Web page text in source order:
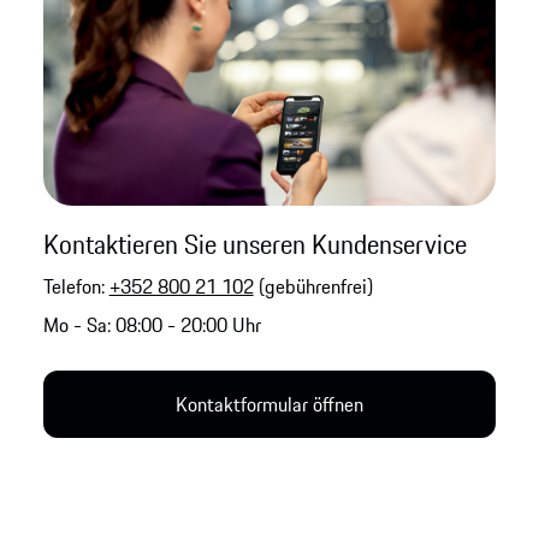
Kontaktieren Sie unseren Kundenservice
Telefon: +352 800 21 102(gebührenfrei)
Mo - Sa: 08:00 - 20:00 Uhr
Kontaktformular öffnen